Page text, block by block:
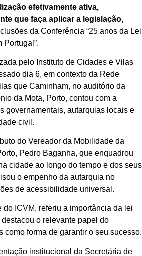
efetivamente ativa,
que faça aplicar a legislação,
da Conferência “25 anos da Lei
Portugal”.
pelo Instituto de Cidades e Vilas
dia 6, em contexto da Rede
que Caminham, no auditório da
da Mota, Porto, contou com a
governamentais, autarquias locais e
civil.
do Vereador da Mobilidade da
Pedro Baganha, que enquadrou
cidade ao longo do tempo e dos seus
o empenho da autarquia no
de acessibilidade universal.
do ICVM, referiu a importância da lei
o relevante papel do
como forma de garantir o seu sucesso.
institucional da Secretária de